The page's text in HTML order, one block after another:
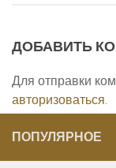
ДОБАВИТЬ
Для отправки
авторизоваться
ПОПУЛЯРНОЕ